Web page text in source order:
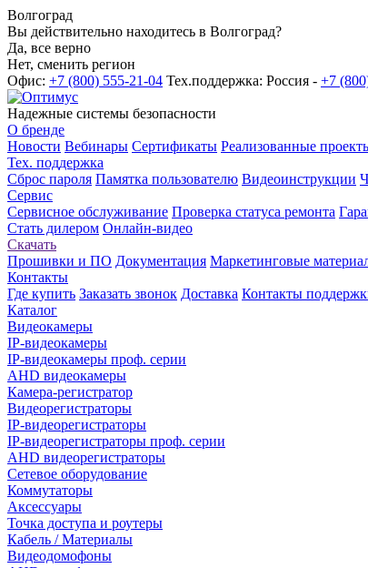
Волгоград
Вы действительно находитесь в Волгоград?
Да, все верно
Нет, сменить регион
Офис: +7 (800) 555-21-04 Тех.поддержка: Россия - +7
Надежные системы безопасности
О бренде
Новости Вебинары Сертификаты Реализованные
Тех. поддержка
Сброс пароля Памятка пользователю Видеоинструкции
Сервис
Сервисное обслуживание Проверка статуса ремонта
Стать дилером Онлайн-видео
Скачать
Прошивки и ПО Документация Маркетинговые
Контакты
Где купить Заказать звонок Доставка Контакты
Каталог
Видеокамеры
IP-видеокамеры
IP-видеокамеры проф. серии
AHD видеокамеры
Камера-регистратор
Видеорегистраторы
IP-видеорегистраторы
IP-видеорегистраторы проф. серии
AHD видеорегистраторы
Сетевое оборудование
Коммутаторы
Аксессуары
Точка доступа и роутеры
Кабель / Материалы
Видеодомофоны